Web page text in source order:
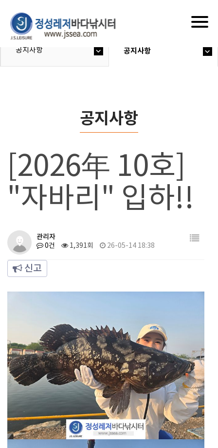
공지사항 공지사항
공지사항
[2026年 10호]
"자바리" 입하!!
관리자
0건 1,391회 26-05-14 18:38
신고